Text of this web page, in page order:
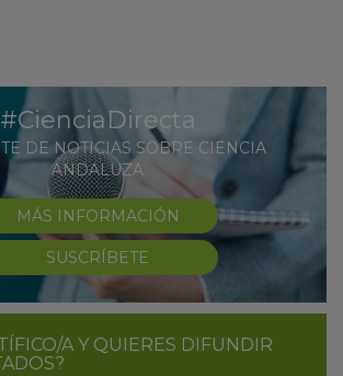
#CienciaDirecta
DE NOTICIAS SOBRE CIENCIA
ANDALUZA
MÁS INFORMACIÓN
SUSCRÍBETE
A Y QUIERES DIFUNDIR